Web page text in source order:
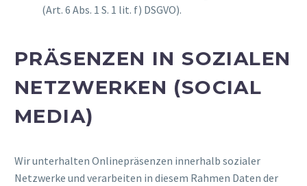
(Art. 6 Abs. 1 S. 1 lit. f) DSGVO).
PRÄSENZEN IN SOZIALEN
NETZWERKEN (SOCIAL
MEDIA)
Wir unterhalten Onlinepräsenzen innerhalb sozialer
Netzwerke und verarbeiten in diesem Rahmen Daten der